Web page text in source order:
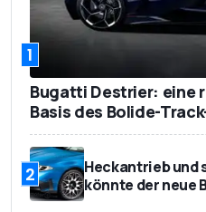
1
Bugatti Destrier: eine
Basis des Bolide-
2
Heckantrieb und
könnte der neue